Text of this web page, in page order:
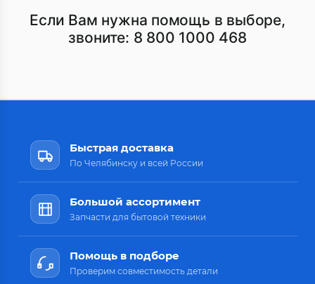
Если Вам нужна помощь в выборе,
звоните: 8 800 1000 468
Быстрая доставка
По Челябинску и всей России
Большой ассортимент
Запчасти для бытовой техники
Помощь в подборе
Проверим совместимость детали